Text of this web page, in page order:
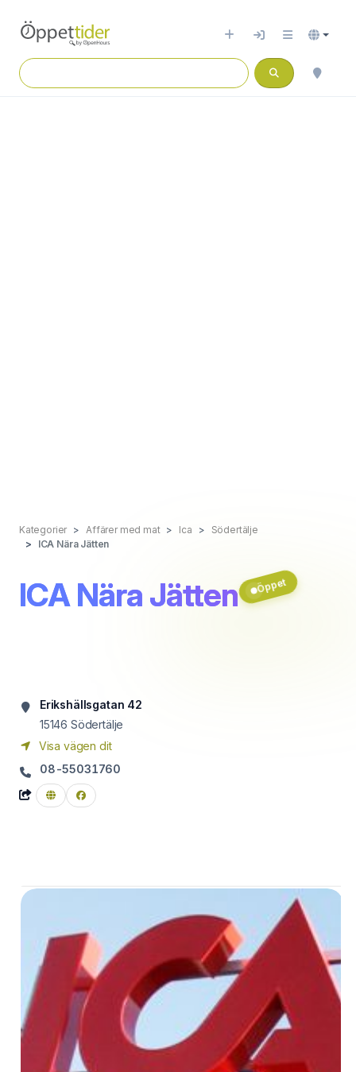
Kategorier Affärer med mat Ica
Södertälje
ICA Nära Jätten
ICA Nära Jätten Öppet
Erikshällsgatan 42
15146 Södertälje
Visa vägen dit
08-55031760